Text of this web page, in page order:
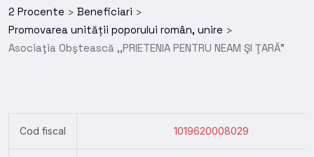
2 Procente > Beneficiari >
Promovarea unității poporului român, unire >
Asociaţia Obştească ,,PRIETENIA PENTRU NEAM ŞI ŢARĂ”
Cod fiscal 1019620008029